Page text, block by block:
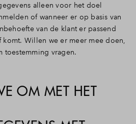
alleen voor het doel
of wanneer er op basis van
van de klant er passend
komt. Willen we er meer mee doen,
toestemming vragen.
OM MET HET